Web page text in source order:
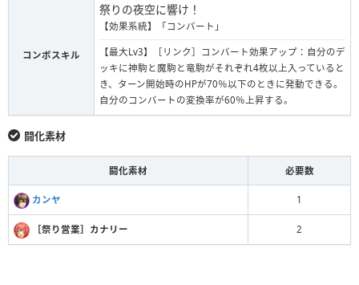
コンボスキル
祭りの夜空に響け！
【効果系統】「コンバート」
【最大Lv3】［リンク］コンバート効果アップ：自分のデ
ッキに神駒と魔駒と竜駒がそれぞれ4枚以上入っていると
き、ターン開始時のHPが70％以下のときに発動できる。
自分のコンバートの変換率が60％上昇する。
闘化素材
闘化素材 必要数
カンヤ 1
［祭り営業］カナリー 2